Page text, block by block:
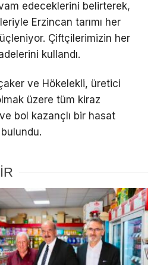
edeceklerini belirterek,
Erzincan tarımı her
Çiftçilerimizin her
kullandı.
ve Hökelekli, üretici
üzere tüm kiraz
bol kazançlı bir hasat